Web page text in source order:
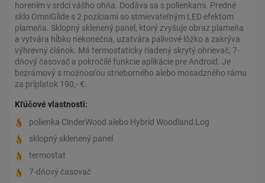
horením v srdci vášho ohňa. Dodáva sa s polienkami. Predné
sklo OmniGlide s 2 pozíciami so stmievateľným LED efektom
plameňa. Sklopný sklenený panel, ktorý zvyšuje obraz plameňa
a vytvára hĺbku nekonečna, uzatvára palivové lôžko a zakrýva
výhrevný článok. Má termostaticky riadený skrytý ohrievač, 7-
dňový časovač a pokročilé funkcie aplikácie pre Android. Je
bezrámový s možnosťou strieborného alebo mosadzného rámu
za príplatok 190,- €.
Kľúčové vlastnosti:
polienka CinderWood alebo Hybrid Woodland Log
sklopný sklenený panel
termostat
7-dňový časovač